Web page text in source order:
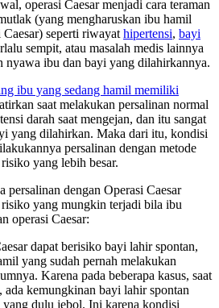
operasi Caesar menjadi cara teraman
(yang mengharuskan ibu hamil
seperti riwayat hipertensi, bayi
sempit, atau masalah medis lainnya
nyawa ibu dan bayi yang dilahirkannya.
ibu yang sedang hamil memiliki
saat melakukan persalinan normal
darah saat mengejan, dan itu sangat
yang dilahirkan. Maka dari itu, kondisi
persalinan dengan metode
yang lebih besar.
persalinan dengan Operasi Caesar
yang mungkin terjadi bila ibu
operasi Caesar:
dapat berisiko bayi lahir spontan,
yang sudah pernah melakukan
Karena pada beberapa kasus, saat
ada kemungkinan bayi lahir spontan
yang dulu jebol. Ini karena kondisi